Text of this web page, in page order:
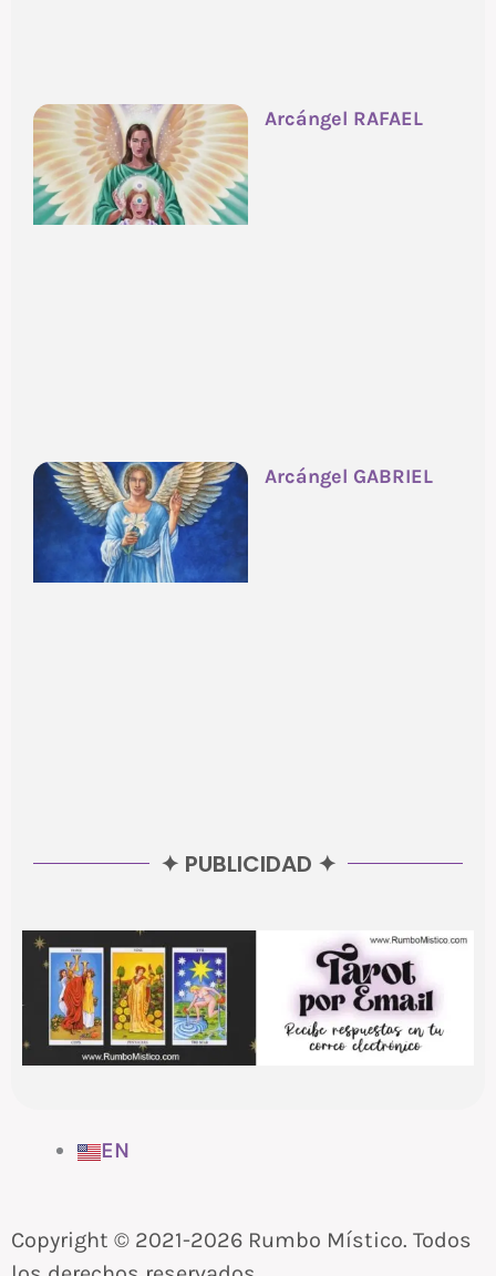
Arcángel RAFAEL
Arcángel GABRIEL
✦ PUBLICIDAD ✦
EN
Copyright © 2021-2026 Rumbo Místico. Todos